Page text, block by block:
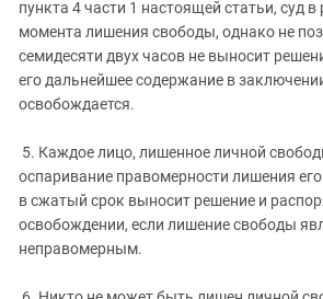
пункта 4 части 1 настоящей статьи, суд
момента лишения свободы, однако не
семидесяти двух часов не выносит
его дальнейшее содержание в
освобождается.
5. Каждое лицо, лишенное личной
оспаривание правомерности лишения
в сжатый срок выносит решение и
освобождении, если лишение свободы
неправомерным.